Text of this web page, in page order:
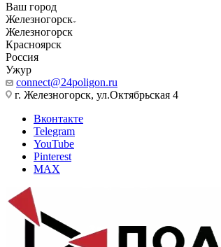
Ваш город
Железногорск
Железногорск
Красноярск
Россия
Ужур
connect@24poligon.ru
г. Железногорск, ул.Октябрьская 4
Вконтакте
Telegram
YouTube
Pinterest
MAX